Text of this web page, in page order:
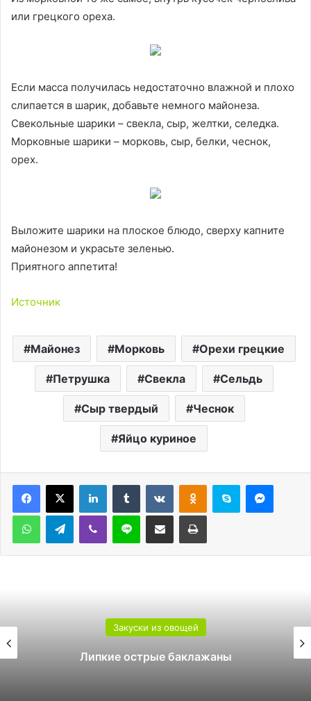
или грецкого ореха.
Если масса получилась недостаточно влажной и плохо
слипается в шарик, добавьте немного майонеза.
Свекольные шарики – свекла, сыр, желтки, селедка.
Морковные шарики – морковь, сыр, белки, чеснок,
орех.
Выложите шарики на плоское блюдо, сверху капните
майонезом и украсьте зеленью.
Приятного аппетита!
Источник
Майонез Морковь Орехи грецкие
Петрушка Свекла Сельдь
Сыр твердый Чеснок
Яйцо куриное
LinkedInTumblr ВконтактеОдноклассники
Skype
WhatsAppTelegramViber Line Поделиться через электронную почту Печатать
Закуски из овощей
Липкие острые баклажаны